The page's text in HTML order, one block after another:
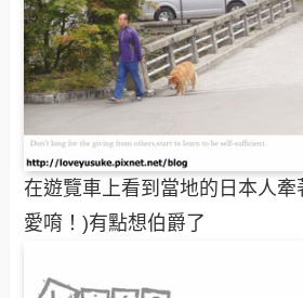
在遊覽車上看到當地的日本人
愛唷！)有點想伯爵了